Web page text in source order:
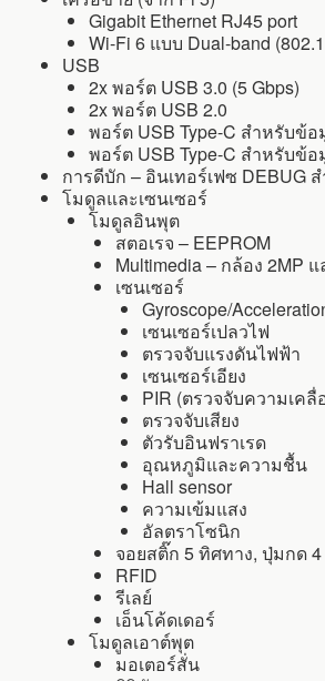
Gigabit Ethernet RJ45 port
Wi-Fi 6 แบบ Dual-band
USB
2x พอร์ต USB 3.0 (5 Gbps)
2x พอร์ต USB 2.0
พอร์ต USB Type-C สำหรับข้
พอร์ต USB Type-C สำหรับข้อ
การดีบัก – อินเทอร์เฟซ DEBUG
โมดูลและเซนเซอร์
โมดูลอินพุต
สตอเรจ – EEPROM
Multimedia – กล้อง 2MP
เซนเซอร์
Gyroscope/
เซนเซอร์เปลวไฟ
ตรวจจับแรงดันไฟฟ้า
เซนเซอร์เอียง
PIR (ตรวจจับความเคลื่
ตรวจจับเสียง
ตัวรับอินฟราเรด
อุณหภูมิและความชื้น
Hall sensor
ความเข้มแสง
อัลตราโซนิก
จอยสติ๊ก 5 ทิศทาง, ปุ่มกด
RFID
รีเลย์
เอ็นโค้ดเดอร์
โมดูลเอาต์พุต
มอเตอร์สั่น